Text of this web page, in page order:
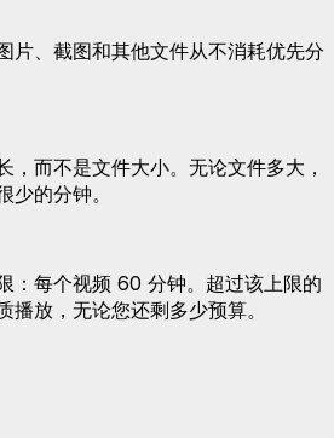
片、截图和其他文件从不消耗优先分
，而不是文件大小。无论文件多大，
少的分钟。
：每个视频 60 分钟。超过该上限的
播放，无论您还剩多少预算。